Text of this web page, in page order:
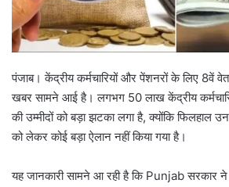
पंजाब। केंद्रीय कर्मचारियों और पेंशनरों के लिए 8वें
खबर सामने आई है। लगभग 50 लाख केंद्रीय
की उम्मीदों को बड़ा झटका लगा है, क्योंकि फिलहाल
को लेकर कोई बड़ा ऐलान नहीं किया गया है।
यह जानकारी सामने आ रही है कि Punjab सरकार